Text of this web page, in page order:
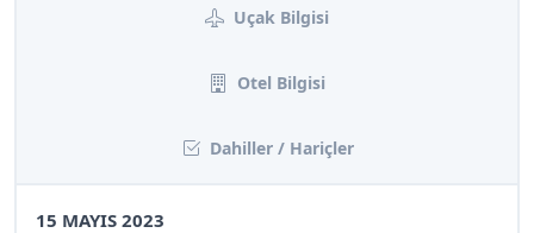
Uçak Bilgisi
Otel Bilgisi
Dahiller / Hariçler
15 MAYIS 2023